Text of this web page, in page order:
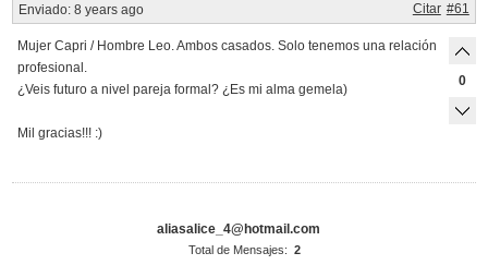
Enviado: 8 years ago #61
Citar
Mujer Capri / Hombre Leo. Ambos casados. Solo tenemos una relación
profesional.
¿Veis futuro a nivel pareja formal? ¿Es mi alma gemela)
Mil gracias!!! :)
0
aliasalice_4@hotmail.com
Total de Mensajes: 2